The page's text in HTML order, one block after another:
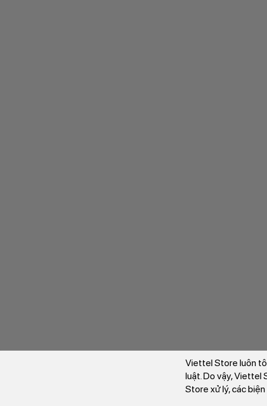
Viettel Store luôn
luật. Do vậy, Viettel
Store xử lý, các